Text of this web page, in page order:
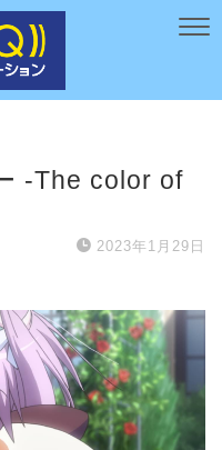
-The color of
2023年1月29日